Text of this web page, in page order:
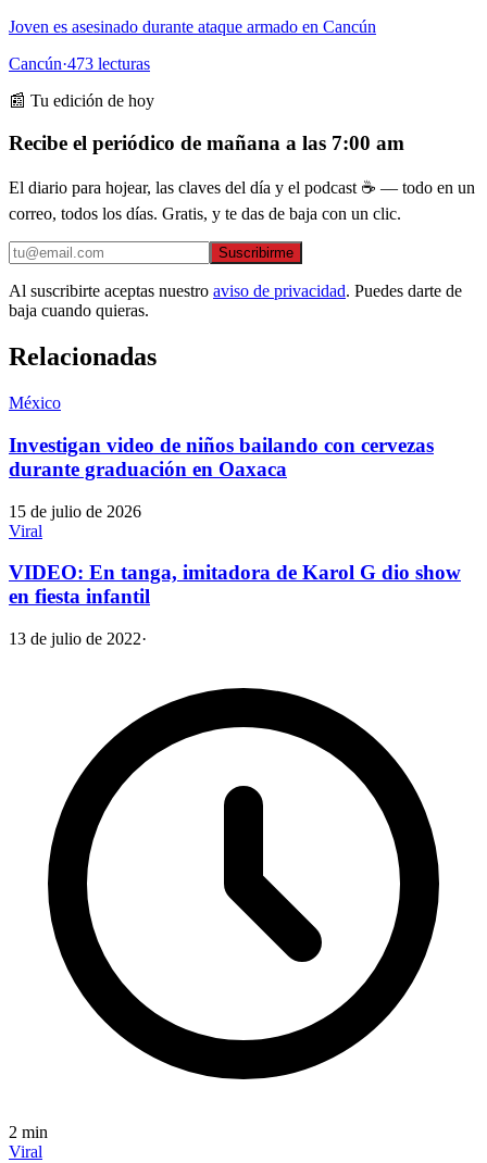
Joven es asesinado durante ataque armado en Cancún
Cancún·473 lecturas
📰 Tu edición de hoy
Recibe el periódico de mañana a las 7:00 am
El diario para hojear, las claves del día y el podcast ☕ — todo en un
correo, todos los días. Gratis, y te das de baja con un clic.
Suscribirme
Al suscribirte aceptas nuestro aviso de privacidad. Puedes darte de
baja cuando quieras.
Relacionadas
México
Investigan video de niños bailando con cervezas
durante graduación en Oaxaca
15 de julio de 2026
Viral
VIDEO: En tanga, imitadora de Karol G dio show
en fiesta infantil
13 de julio de 2022·
2 min
Viral